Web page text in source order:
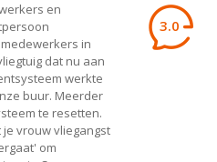
en
in
dat nu aan
werkte
buur. Meerder
te resetten.
vrouw vliegangst
om
3.0